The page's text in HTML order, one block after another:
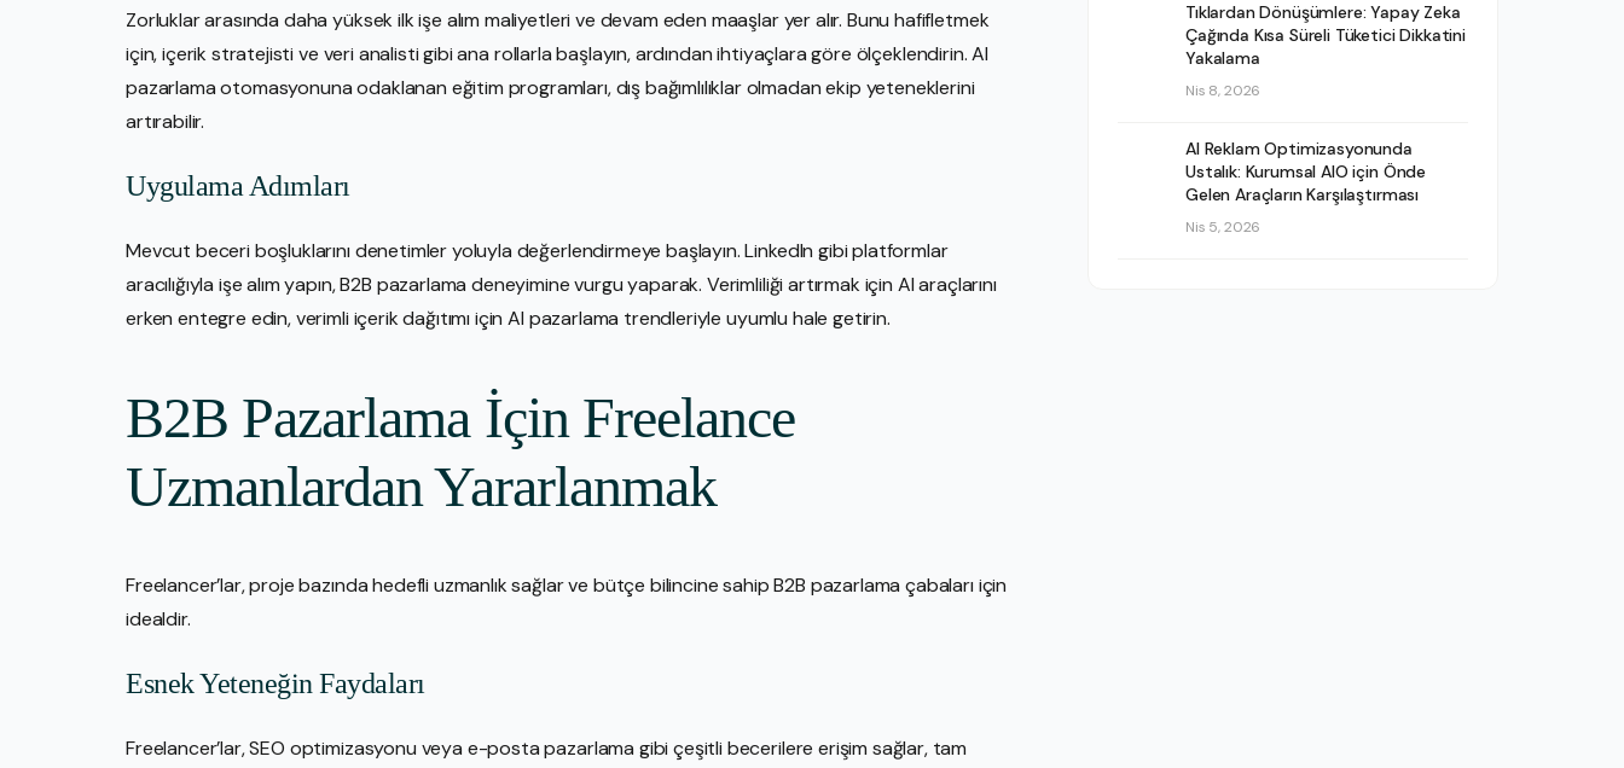
Zorluklar arasında daha yüksek ilk işe alım maliyetleri ve devam eden maaşlar yer alır. Bunu hafifletmek
için, içerik stratejisti ve veri analisti gibi ana rollarla başlayın, ardından ihtiyaçlara göre ölçeklendirin. AI
pazarlama otomasyonuna odaklanan eğitim programları, dış bağımlılıklar olmadan ekip yeteneklerini
artırabilir.
Uygulama Adımları
Mevcut beceri boşluklarını denetimler yoluyla değerlendirmeye başlayın. LinkedIn gibi platformlar
aracılığıyla işe alım yapın, B2B pazarlama deneyimine vurgu yaparak. Verimliliği artırmak için AI araçlarını
erken entegre edin, verimli içerik dağıtımı için AI pazarlama trendleriyle uyumlu hale getirin.
B2B Pazarlama İçin Freelance
Uzmanlardan Yararlanmak
Freelancer’lar, proje bazında hedefli uzmanlık sağlar ve bütçe bilincine sahip B2B pazarlama çabaları için
idealdir.
Esnek Yeteneğin Faydaları
Freelancer’lar, SEO optimizasyonu veya e-posta pazarlama gibi çeşitli becerilere erişim sağlar, tam
Tıklardan Dönüşümlere: Yapay Zeka
Çağında Kısa Süreli Tüketici Dikkatini
Yakalama
Nis 8, 2026
AI Reklam Optimizasyonunda
Ustalık: Kurumsal AIO için Önde
Gelen Araçların Karşılaştırması
Nis 5, 2026